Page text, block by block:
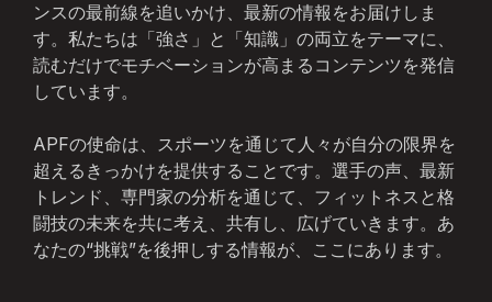
ンスの最前線を追いかけ、最新の情報をお届けしま
す。私たちは「強さ」と「知識」の両立をテーマに、
読むだけでモチベーションが高まるコンテンツを発信
しています。
APFの使命は、スポーツを通じて人々が自分の限界を
超えるきっかけを提供することです。選手の声、最新
トレンド、専門家の分析を通じて、フィットネスと格
闘技の未来を共に考え、共有し、広げていきます。あ
なたの“挑戦”を後押しする情報が、ここにあります。